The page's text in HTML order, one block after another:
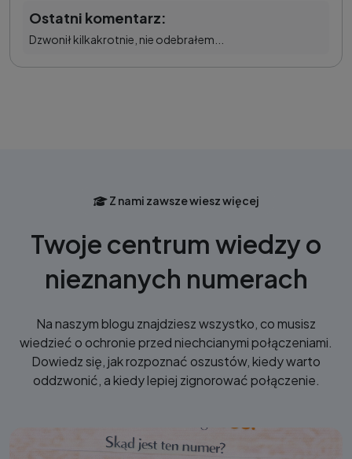
Ostatni komentarz:
Dzwonił kilkakrotnie, nie odebrałem...
Z nami zawsze wiesz więcej
Twoje centrum wiedzy o
nieznanych numerach
Na naszym blogu znajdziesz wszystko, co musisz
wiedzieć o ochronie przed niechcianymi połączeniami.
Dowiedz się, jak rozpoznać oszustów, kiedy warto
oddzwonić, a kiedy lepiej zignorować połączenie.